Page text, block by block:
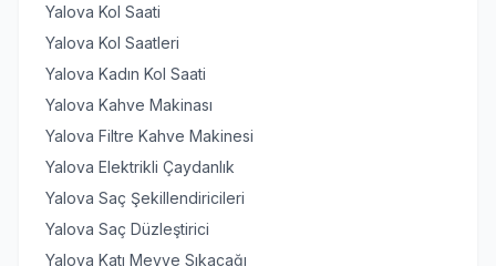
Yalova Kol Saati
Yalova Kol Saatleri
Yalova Kadın Kol Saati
Yalova Kahve Makinası
Yalova Filtre Kahve Makinesi
Yalova Elektrikli Çaydanlık
Yalova Saç Şekillendiricileri
Yalova Saç Düzleştirici
Yalova Katı Meyve Sıkacağı